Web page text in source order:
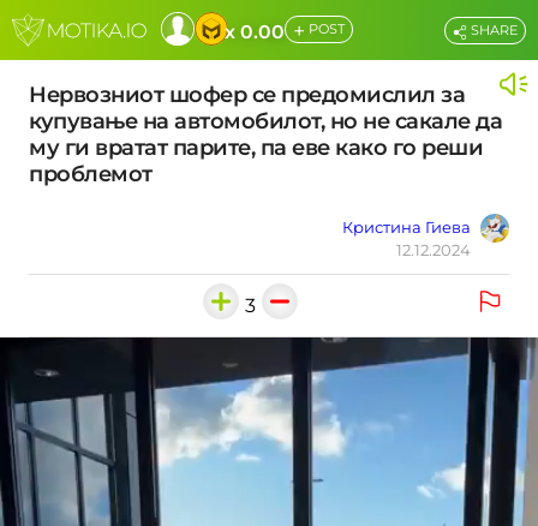
x 0.00 + POST
Нервозниот шофер се предомислил за
купување на автомобилот, но не сакале да
му ги вратат парите, па еве како го реши
проблемот
Кристина Гиева
12.12.2024
SHARE
3